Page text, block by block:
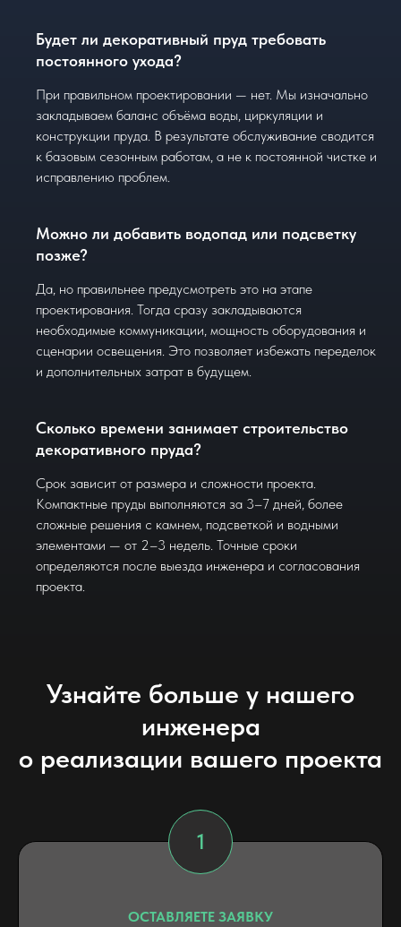
Будет ли декоративный пруд требовать
постоянного ухода?
При правильном проектировании — нет. Мы изначально
закладываем баланс объёма воды, циркуляции и
конструкции пруда. В результате обслуживание сводится
к базовым сезонным работам, а не к постоянной чистке и
исправлению проблем.
Можно ли добавить водопад или подсветку
позже?
Да, но правильнее предусмотреть это на этапе
проектирования. Тогда сразу закладываются
необходимые коммуникации, мощность оборудования и
сценарии освещения. Это позволяет избежать переделок
и дополнительных затрат в будущем.
Сколько времени занимает строительство
декоративного пруда?
Срок зависит от размера и сложности проекта.
Компактные пруды выполняются за 3–7 дней, более
сложные решения с камнем, подсветкой и водными
элементами — от 2–3 недель. Точные сроки
определяются после выезда инженера и согласования
проекта.
Узнайте больше у нашего
инженера
о реализации вашего проекта
ОСТАВЛЯЕТЕ ЗАЯВКУ